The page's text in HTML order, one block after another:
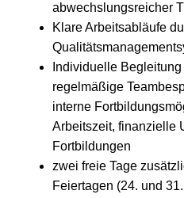
abwechslungsreicher
Klare Arbeitsabläufe
Individuelle
regelmäßige
interne
Arbeitszeit, finanzielle
Fortbildungen
zwei freie Tage
Feiertagen (24. und